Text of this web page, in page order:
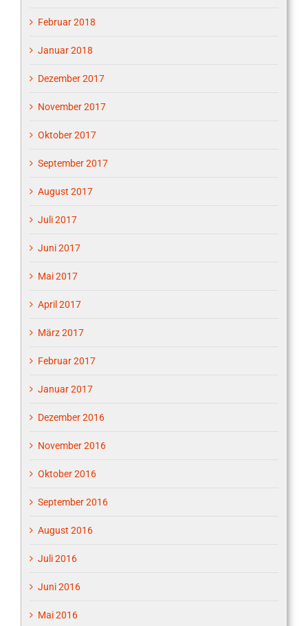
Februar 2018
Januar 2018
Dezember 2017
November 2017
Oktober 2017
September 2017
August 2017
Juli 2017
Juni 2017
Mai 2017
April 2017
März 2017
Februar 2017
Januar 2017
Dezember 2016
November 2016
Oktober 2016
September 2016
August 2016
Juli 2016
Juni 2016
Mai 2016